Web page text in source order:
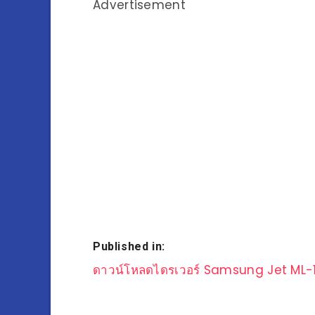
Advertisement
Published in:
แนะแนว
ดาวน์โหลดไดรเวอร์ Samsung Jet ML-